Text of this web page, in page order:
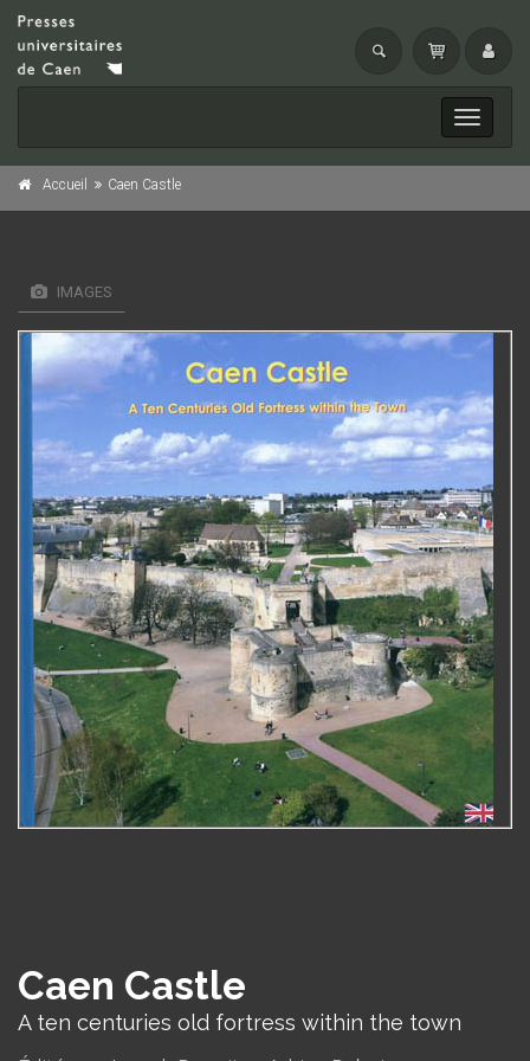
Toggle
Accueil Caen Castle
IMAGES
Caen Castle
A ten centuries old fortress within the town